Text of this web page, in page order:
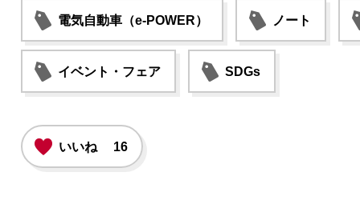
電気自動車（e-POWER） ノート
イベント・フェア SDGs
いいね 16